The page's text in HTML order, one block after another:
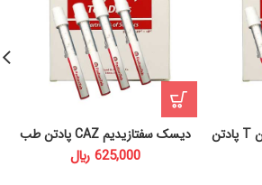
دیسک اکسی تترا سایکلین T پادتن
دیسک سفتازیدیم CAZ پادتن طب
﷼